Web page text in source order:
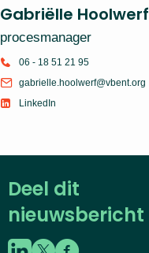
Gabriëlle Hoolwerf
procesmanager
06 - 18 51 21 95
gabrielle.hoolwerf@vbent.org
LinkedIn
Deel dit
nieuwsbericht